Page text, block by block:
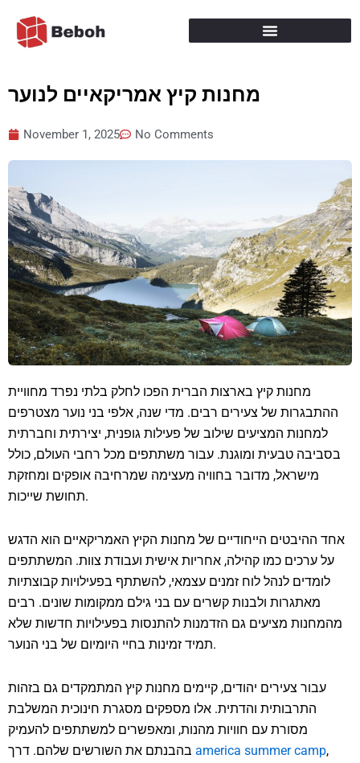
content
מחנות קיץ אמריקאיים לנוער
November 1, 2025 No Comments
מחנות קיץ בארצות הברית הפכו לחלק בלתי נפרד מחוויית
ההתבגרות של צעירים רבים. מדי שנה, אלפי בני נוער מצטרפים
למחנות המציעים שילוב של פעילות גופנית, יצירתית וחברתית
בסביבה טבעית ומוגנת. עבור משתתפים מכל רחבי העולם, כולל
מישראל, מדובר בחוויה מעצימה שמרחיבה אופקים ומחזקת
תחושת שייכות.
אחד ההיבטים הייחודיים של מחנות הקיץ האמריקאיים הוא הדגש
על ערכים כמו קהילה, אחריות אישית ועבודת צוות. המשתתפים
לומדים לנהל לוח זמנים עצמאי, להשתתף בפעילויות קבוצתיות
מאתגרות ולבנות קשרים עם בני גילם ממקומות שונים. רבים
מהמחנות מציעים גם הזדמנות להתנסות בפעילויות חדשות שלא
תמיד זמינות בחיי היומיום של בני הנוער.
עבור צעירים יהודים, קיימים מחנות קיץ המתמקדים גם בזהות
התרבותית והדתית. אלו מספקים מסגרת חינוכית המשלבת
מסורת עם חוויות מהנות, ומאפשרים למשתתפים להעמיק
america summer camp,